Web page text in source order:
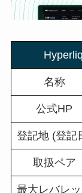
名称
公式HP
登記地 (登記
取扱ペア
最大レバレ